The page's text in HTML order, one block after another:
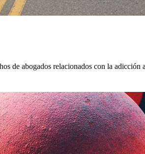
de abogados relacionados con la adicción